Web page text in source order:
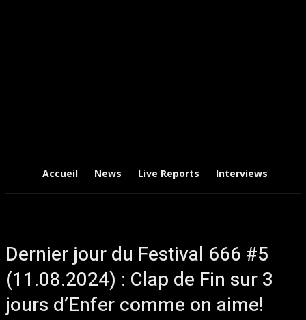
Accueil News Live Reports Interviews
Dernier jour du Festival 666 #5
(11.08.2024) : Clap de Fin sur 3
jours d’Enfer comme on aime!